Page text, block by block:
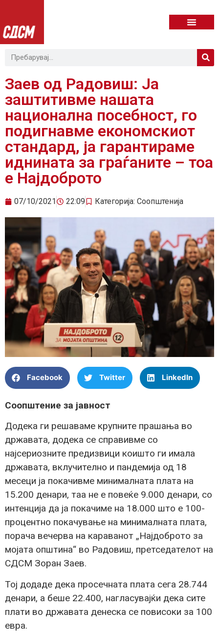
Заев од Радовиш: Ја
заштитивме нашата
национална посебност, го
подигнавме економскиот
стандард, ја гарантираме
иднината за граѓаните – тоа
е Најдоброто
07/10/2021 22:09 Категорија: Соопштенија
Facebook Twitter LinkedIn
Соопштение за јавност
Додека ги решаваме крупните прашања во
државата, додека се справивме со
најсериозните предизвици коишто ги имала
државата, вклучително и пандемија од 18
месеци ја покачивме минималната плата на
15.200 денари, таа не е повеќе 9.000 денари, со
интенција да ја покачиме на 18.000 што е 100-
процентно покачување на минималната плата,
порача вечерва на караванот „Најдоброто за
мојата општина“ во Радовиш, претседателот на
СДСМ Зоран Заев.
Тој додаде дека просечната плата сега 28.744
денари, а беше 22.400, нагласувајќи дека сите
плати во државата денеска се повисоки за 100
евра.